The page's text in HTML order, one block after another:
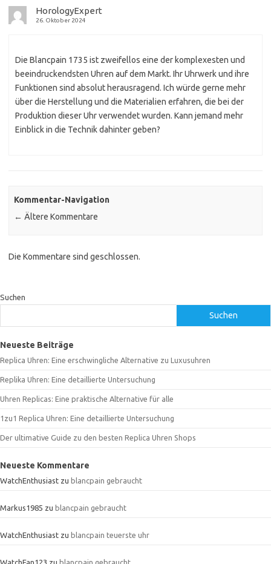
HorologyExpert
26. Oktober 2024
Die Blancpain 1735 ist zweifellos eine der komplexesten und
beeindruckendsten Uhren auf dem Markt. Ihr Uhrwerk und ihre
Funktionen sind absolut herausragend. Ich würde gerne mehr
über die Herstellung und die Materialien erfahren, die bei der
Produktion dieser Uhr verwendet wurden. Kann jemand mehr
Einblick in die Technik dahinter geben?
Kommentar-Navigation
← Ältere Kommentare
Die Kommentare sind geschlossen.
Suchen
Suchen
Neueste Beiträge
Replica Uhren: Eine erschwingliche Alternative zu Luxusuhren
Replika Uhren: Eine detaillierte Untersuchung
Uhren Replicas: Eine praktische Alternative für alle
1zu1 Replica Uhren: Eine detaillierte Untersuchung
Der ultimative Guide zu den besten Replica Uhren Shops
Neueste Kommentare
WatchEnthusiast zu blancpain gebraucht
Markus1985 zu blancpain gebraucht
WatchEnthusiast zu blancpain teuerste uhr
WatchFan123 zu blancpain gebraucht